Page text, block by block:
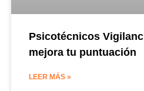
Psicotécnicos
mejora tu puntuación
LEER MÁS »